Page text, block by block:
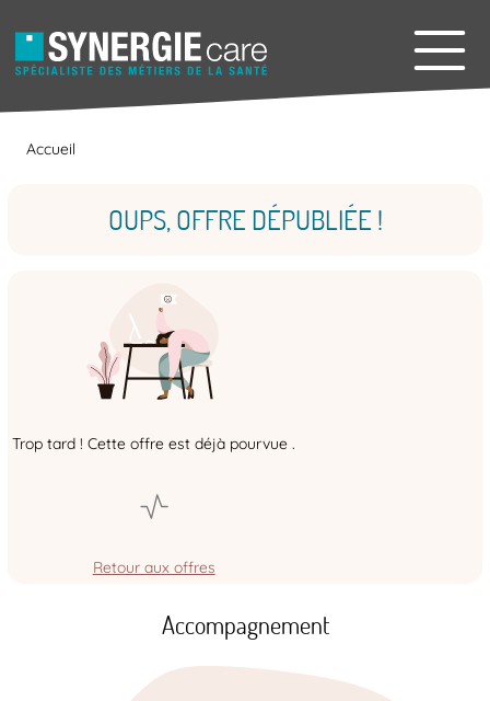
Accueil
OUPS, OFFRE DÉPUBLIÉE !
Trop tard ! Cette offre est déjà pourvue .
Retour aux offres
Accompagnement